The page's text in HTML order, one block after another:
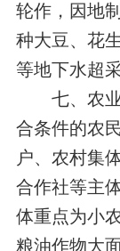
轮作，因地
种大豆、花
等地下水超
七、农业
合条件的农
户、农村集
合作社等主
体重点为小
粮油作物大